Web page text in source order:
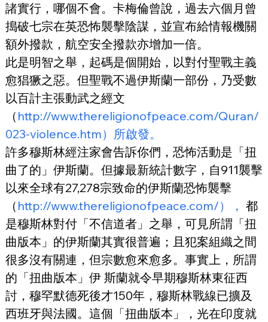
諸實行，哪個不會。卡梅倫曾說，過去六個月曾
搗破七宗在英恐怖襲擊陰謀，並宣布給情報機關
額外撥款，航空安全撥款亦增加一倍。
此是明智之舉，起碼是個開始，以對付聖戰主義
愈猖獗之惡。但聖戰不過伊斯蘭一部份，乃受數
以百計主張動武之經文
（ http://www.thereligionofpeace.com/Quran/
023-violence.htm）所啟發。
許多穆斯林經注家會告訴你們，恐怖活動是「扭
曲了的」伊斯蘭。但據最新統計數字，自911襲擊
以來全球有27,278宗致命的伊斯蘭恐怖襲擊
（ http://www.thereligionofpeace.com/）， 都
是穆斯林對付「不信道者」之舉，可見所謂「扭
曲版本」的伊斯蘭其實很普遍；且犯案組織之間
很多沒有關連，但宗數愈來愈多。事實上，所謂
的「扭曲版本」伊 斯蘭就令早期穆斯林東征西
討，穆罕默德死後才150年，穆斯林戰線已擴及
西班牙與法國。這個「扭曲版本」，光在印度就